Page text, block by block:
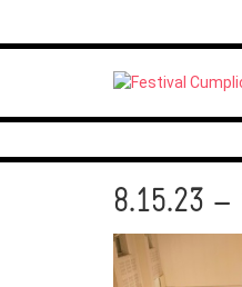
8.15.23